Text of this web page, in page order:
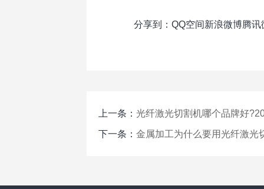
分享到： QQ空间新浪微博腾讯
上一条： 光纤激光切割机哪个品牌好
下一条： 金属加工为什么要用光纤激光